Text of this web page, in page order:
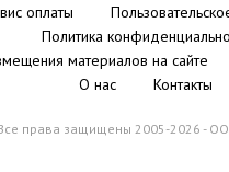
оплаты
Политика
материалов на сайте
О нас
Контакты
права защищены 2005-2026 -